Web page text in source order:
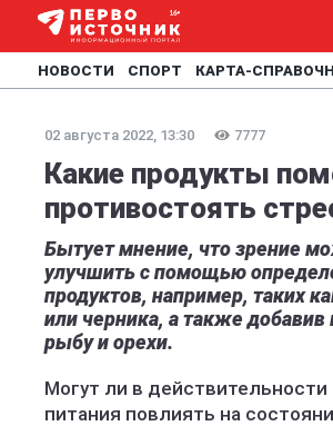
НОВОСТИ СПОРТ КАРТА-
02 августа 2022, 13:30 7777
Какие продукты
противостоять
Бытует мнение, что зрение
улучшить с помощью
продуктов, например, таких
или черника, а также добавив
рыбу и орехи.
Могут ли в действительности
питания повлиять на